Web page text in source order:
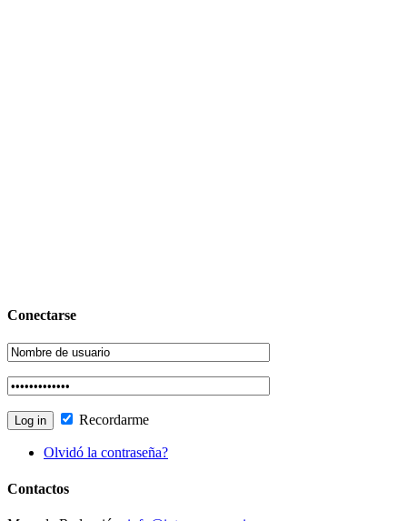
Conectarse
Recordarme
Olvidó la contraseña?
Contactos